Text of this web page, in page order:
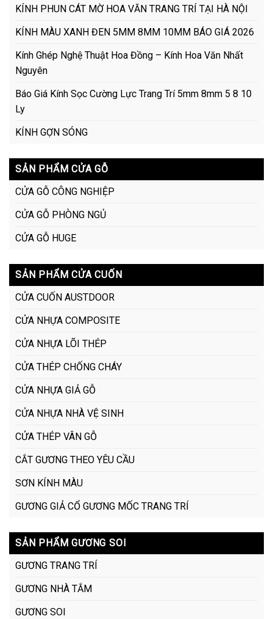
KÍNH PHUN CÁT MỜ HOA VĂN TRANG TRÍ TẠI HÀ NỘI
KÍNH MÀU XANH ĐEN 5MM 8MM 10MM BÁO GIÁ 2026
Kính Ghép Nghệ Thuật Hoa Đồng – Kính Hoa Văn Nhất
Nguyên
Báo Giá Kính Sọc Cường Lực Trang Trí 5mm 8mm 5 8 10
Ly
KÍNH GỢN SÓNG
SẢN PHẨM CỬA GỖ
CỬA GỖ CÔNG NGHIỆP
CỬA GỖ PHÒNG NGỦ
CỬA GỖ HUGE
SẢN PHẨM CỬA CUỐN
CỬA CUỐN AUSTDOOR
CỬA NHỰA COMPOSITE
CỬA NHỰA LÕI THÉP
CỬA THÉP CHỐNG CHÁY
CỬA NHỰA GIẢ GỖ
CỬA NHỰA NHÀ VỆ SINH
CỬA THÉP VÂN GỖ
CẮT GƯƠNG THEO YÊU CẦU
SƠN KÍNH MÀU
GƯƠNG GIẢ CỔ GƯƠNG MỐC TRANG TRÍ
SẢN PHẨM GƯƠNG SOI
GƯƠNG TRANG TRÍ
GƯƠNG NHÀ TẮM
GƯƠNG SOI